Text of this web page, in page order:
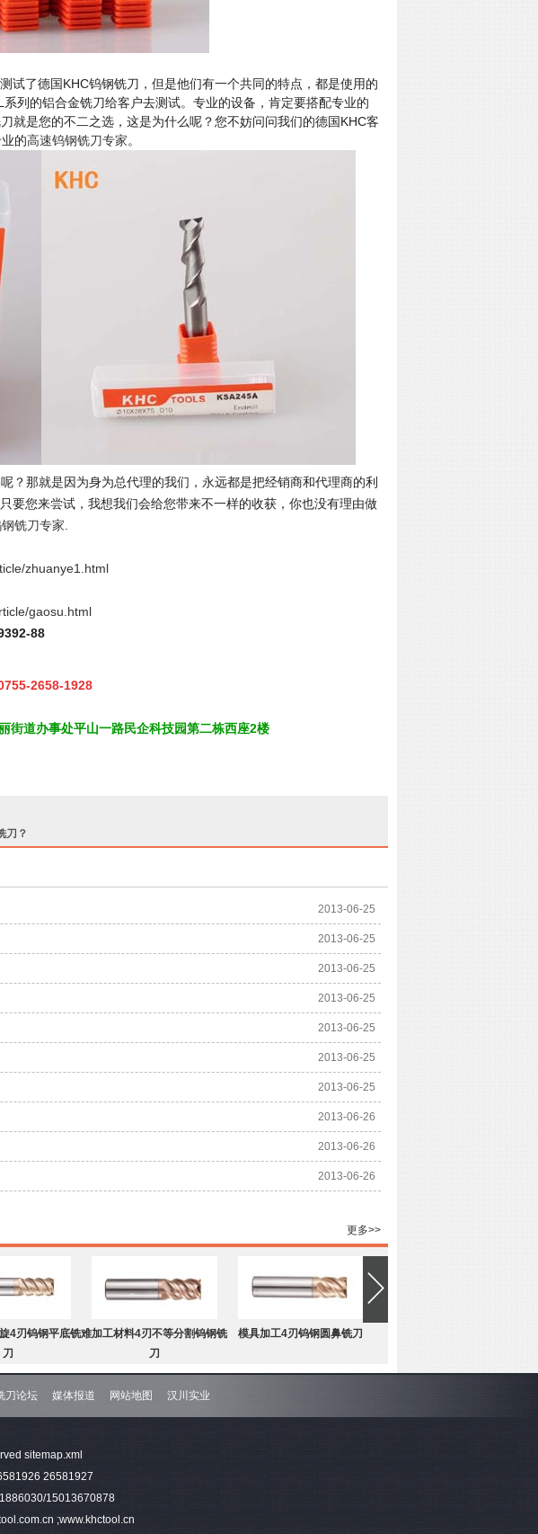
试了德国KHC钨钢铣刀，但是他们有一个共同的特点，都是使用的
系列的铝合金铣刀给客户去测试。专业的设备，肯定要搭配专业的
就是您的不二之选，这是为什么呢？您不妨问问我们的德国KHC客
的高速钨钢铣刀专家。
？那就是因为身为总代理的我们，永远都是把经销商和代理商的利
要您来尝试，我想我们会给您带来不一样的收获，你也没有理由做
铣刀专家
zhuanye1.html
gaosu.html
88
2658-1928
街道办事处平山一路民企科技园第二栋西座2楼
刀？
2013-06-25
2013-06-25
2013-06-25
2013-06-25
2013-06-25
2013-06-25
2013-06-25
2013-06-26
2013-06-26
2013-06-26
更多>>
4刃钨钢平底铣
刀
难加工材料4刃不等分割钨钢铣
刀
模具加工4刃钨钢圆鼻铣刀
刀论坛 媒体报道 网站地图 汉川实业
sitemap.xml
26581927
15013670878
;www.khctool.cn